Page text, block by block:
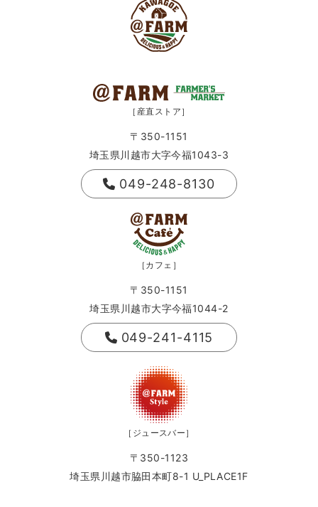
［産直ストア］
〒350-1151
埼玉県川越市大字今福1043-3
049-248-8130
［カフェ］
〒350-1151
埼玉県川越市大字今福1044-2
049-241-4115
［ジュースバー］
〒350-1123
埼玉県川越市脇田本町8-1 U_PLACE1F